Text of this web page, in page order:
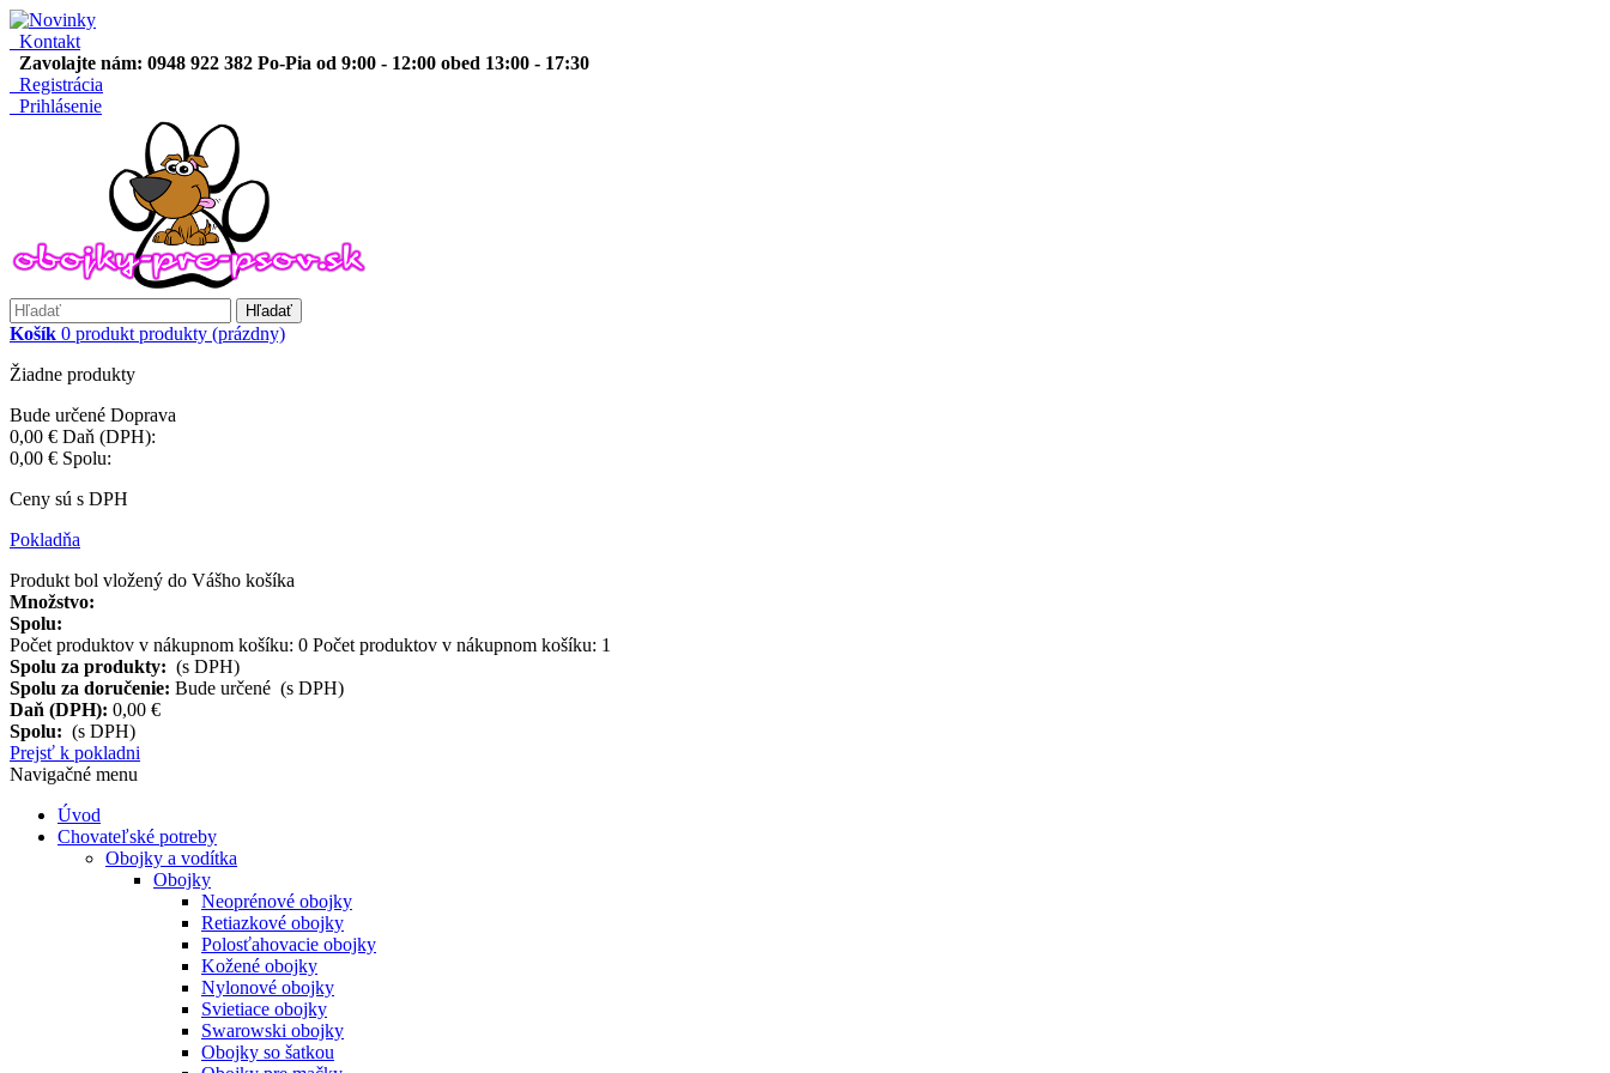
Kontakt
Zavolajte nám: 0948 922 382 Po-Pia od 9:00 - 12:00 obed 13:00 - 17:30
Registrácia
Prihlásenie
Hľadať
Košík 0 produkt produkty (prázdny)
Žiadne produkty
Bude určené Doprava
0,00 € Daň (DPH):
0,00 € Spolu:
Ceny sú s DPH
Pokladňa
Produkt bol vložený do Vášho košíka
Množstvo:
Spolu:
Počet produktov v nákupnom košíku: 0 Počet produktov v nákupnom košíku: 1
Spolu za produkty: (s DPH)
Spolu za doručenie: Bude určené (s DPH)
Daň (DPH): 0,00 €
Spolu: (s DPH)
Prejsť k pokladni
Navigačné menu
Úvod
Chovateľské potreby
Obojky a vodítka
Obojky
Neoprénové obojky
Retiazkové obojky
Polosťahovacie obojky
Kožené obojky
Nylonové obojky
Svietiace obojky
Swarowski obojky
Obojky so šatkou